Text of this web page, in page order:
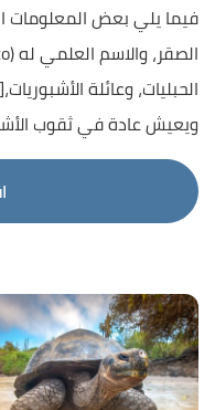
ويعيش عادة في ثقوب